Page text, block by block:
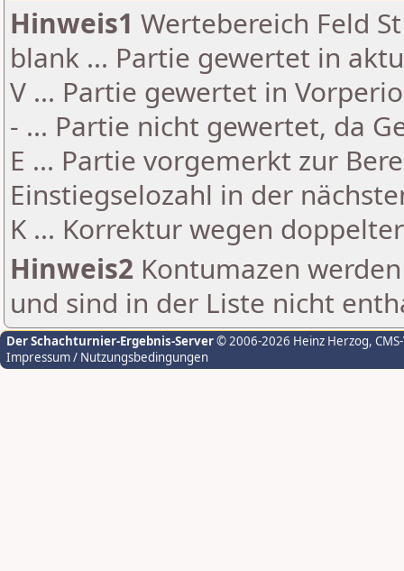
Hinweis1 Wertebereich Feld
blank ... Partie gewertet in
V ... Partie gewertet in
- ... Partie nicht gewertet, da
E ... Partie vorgemerkt zur
Einstiegselozahl in der
K ... Korrektur wegen
Hinweis2 Kontumazen
und sind in der Liste nicht
Der Schachturnier-Ergebnis-Server© 2006-2026 Heinz Herzog,
Impressum / Nutzungsbedingungen